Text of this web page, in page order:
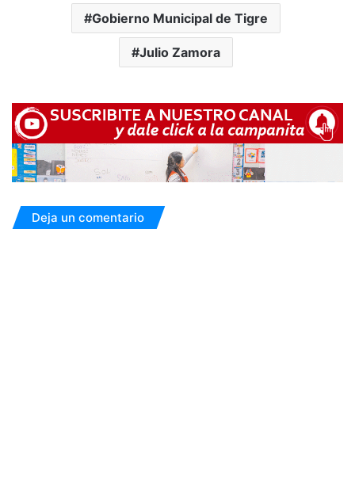
Gobierno Municipal de Tigre
Julio Zamora
Deja un comentario